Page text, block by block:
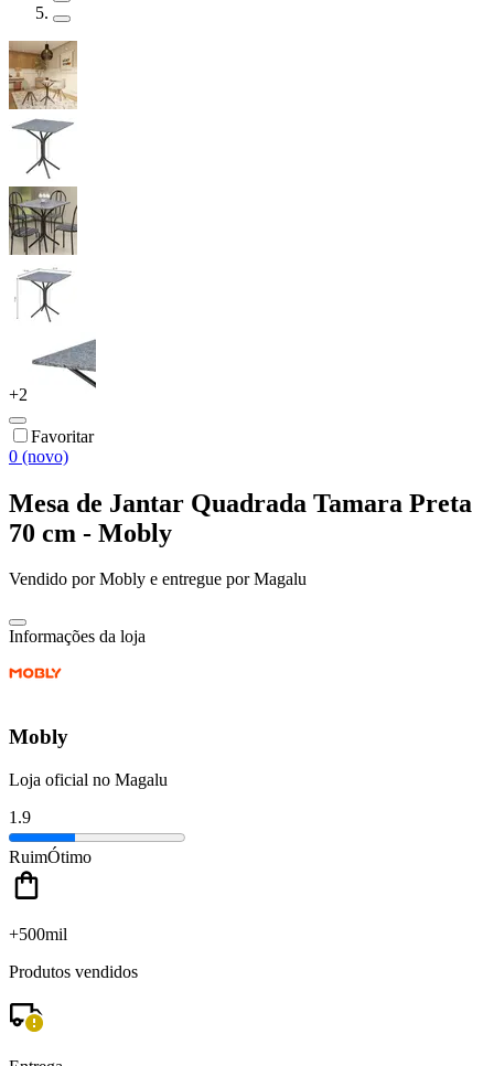
+2
Favoritar
0 (novo)
Mesa de Jantar Quadrada Tamara Preta
70 cm - Mobly
Vendido porMobly e entregue por Magalu
Informações da loja
Mobly
Loja oficial no Magalu
1.9
RuimÓtimo
+500mil
Produtos vendidos